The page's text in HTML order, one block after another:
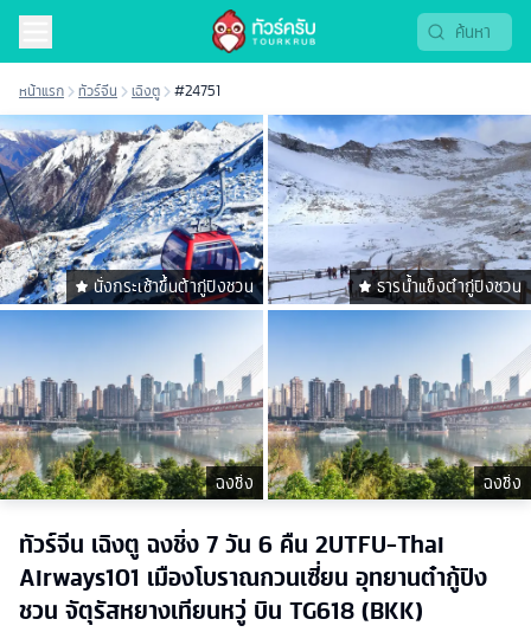
หน้าแรก ทัวร์จีน เฉิงตู #24751
นั่งกระเช้าขึ้นต้ากู่ปิงชวน ธารน้ำแข็งต๋ากู่ปิงชวน
ฉงชิ่ง ฉงชิ่ง
ทัวร์จีน เฉิงตู ฉงชิ่ง 7 วัน 6 คืน 2UTFU-Thai
Airways101 เมืองโบราณกวนเซี่ยน อุทยานต๋ากู้ปิง
ชวน จัตุรัสหยางเทียนหวู่ บิน TG618 (BKK)